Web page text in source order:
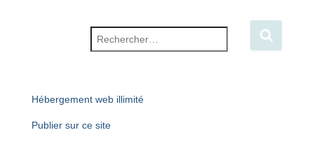
Hébergement web illimité
Publier sur ce site